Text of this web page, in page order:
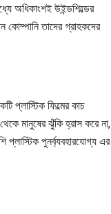
অধিকাংশই উইন্ডশিল্ডের
কোম্পানি তাদের গ্রাহকদের
প্লাস্টিক ফিল্মের কাচ
মানুষের ঝুঁকি হ্রাস করে না,
প্লাস্টিক পুনর্ব্যবহারযোগ্য এর